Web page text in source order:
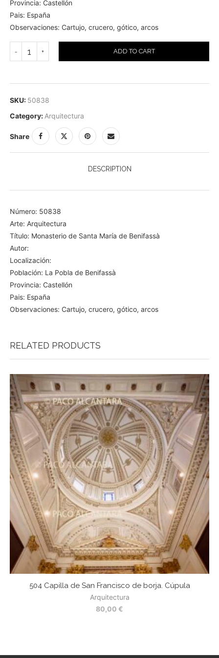
Provincia: Castellón
Pais: España
Observaciones: Cartujo, crucero, gótico, arcos
ADD TO CART
SKU: 50838
Category: Arquitectura
Share
DESCRIPTION
Número: 50838
Arte: Arquitectura
Título: Monasterio de Santa María de Benifassà
Autor:
Localización:
Población: La Pobla de Benifassà
Provincia: Castellón
Pais: España
Observaciones: Cartujo, crucero, gótico, arcos
RELATED PRODUCTS
504 Capilla de San Francisco de borja. Cúpula
Arquitectura
80,00 €